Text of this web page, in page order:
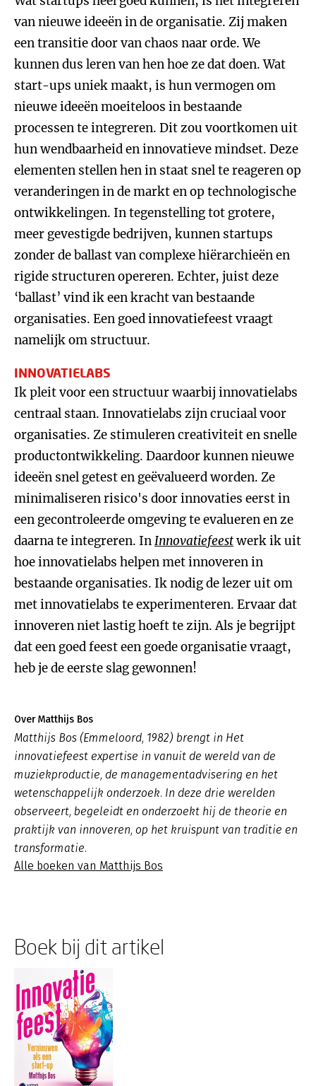
van nieuwe ideeën in de organisatie. Zij maken
een transitie door van chaos naar orde. We
kunnen dus leren van hen hoe ze dat doen. Wat
start-ups uniek maakt, is hun vermogen om
nieuwe ideeën moeiteloos in bestaande
processen te integreren. Dit zou voortkomen uit
hun wendbaarheid en innovatieve mindset. Deze
elementen stellen hen in staat snel te reageren op
veranderingen in de markt en op technologische
ontwikkelingen. In tegenstelling tot grotere,
meer gevestigde bedrijven, kunnen startups
zonder de ballast van complexe hiërarchieën en
rigide structuren opereren. Echter, juist deze
‘ballast’ vind ik een kracht van bestaande
organisaties. Een goed innovatiefeest vraagt
namelijk om structuur.
INNOVATIELABS
Ik pleit voor een structuur waarbij innovatielabs
centraal staan. Innovatielabs zijn cruciaal voor
organisaties. Ze stimuleren creativiteit en snelle
productontwikkeling. Daardoor kunnen nieuwe
ideeën snel getest en geëvalueerd worden. Ze
minimaliseren risico's door innovaties eerst in
een gecontroleerde omgeving te evalueren en ze
daarna te integreren. InInnovatiefeestwerk ik uit
hoe innovatielabs helpen met innoveren in
bestaande organisaties. Ik nodig de lezer uit om
met innovatielabs te experimenteren. Ervaar dat
innoveren niet lastig hoeft te zijn. Als je begrijpt
dat een goed feest een goede organisatie vraagt,
heb je de eerste slag gewonnen!
Over Matthijs Bos
Matthijs Bos (Emmeloord, 1982) brengt in Het
innovatiefeest expertise in vanuit de wereld van de
muziekproductie, de managementadvisering en het
wetenschappelijk onderzoek. In deze drie werelden
observeert, begeleidt en onderzoekt hij de theorie en
praktijk van innoveren, op het kruispunt van traditie en
transformatie.
Alle boeken van Matthijs Bos
Boek bij dit artikel